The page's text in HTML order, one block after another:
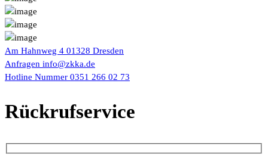
Am Hahnweg 4 01328 Dresden
Anfragen info@zkka.de
Hotline Nummer 0351 266 02 73
Rückrufservice